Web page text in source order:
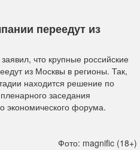
переедут из
что крупные российские
из Москвы в регионы. Так,
находится решение по
заседания
экономического форума.
Фото: magnific (18+)